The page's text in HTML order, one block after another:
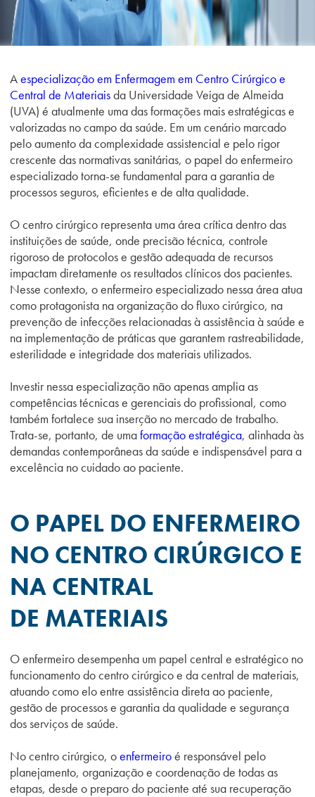
Aespecialização em Enfermagem em Centro Cirúrgico e
Central de Materiaisda Universidade Veiga de Almeida
(UVA) é atualmente uma das formações mais estratégicas e
valorizadas no campo da saúde. Em um cenário marcado
pelo aumento da complexidade assistencial e pelo rigor
crescente das normativas sanitárias, o papel do enfermeiro
especializado torna-se fundamental para a garantia de
processos seguros, eficientes e de alta qualidade.
O centro cirúrgico representa uma área crítica dentro das
instituições de saúde, onde precisão técnica, controle
rigoroso de protocolos e gestão adequada de recursos
impactam diretamente os resultados clínicos dos pacientes.
Nesse contexto, o enfermeiro especializado nessa área atua
como protagonista na organização do fluxo cirúrgico, na
prevenção de infecções relacionadas à assistência à saúde e
na implementação de práticas que garantem rastreabilidade,
esterilidade e integridade dos materiais utilizados.
Investir nessa especialização não apenas amplia as
competências técnicas e gerenciais do profissional, como
também fortalece sua inserção no mercado de trabalho.
Trata-se, portanto, de umaformação estratégica, alinhada às
demandas contemporâneas da saúde e indispensável para a
excelência no cuidado ao paciente.
O PAPEL DO ENFERMEIRO
NO CENTRO CIRÚRGICO E
NA CENTRAL
DE MATERIAIS
O enfermeiro desempenha um papel central e estratégico no
funcionamento do centro cirúrgico e da central de materiais,
atuando como elo entre assistência direta ao paciente,
gestão de processos e garantia da qualidade e segurança
dos serviços de saúde.
No centro cirúrgico, oenfermeiroé responsável pelo
planejamento, organização e coordenação de todas as
etapas, desde o preparo do paciente até sua recuperação